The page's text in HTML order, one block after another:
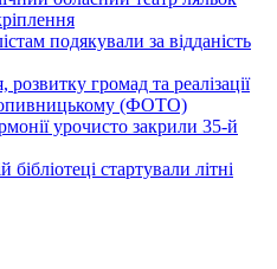
подякували за відданість
громад та реалізації
(ФОТО)
урочисто закрили 35-й
стартували літні